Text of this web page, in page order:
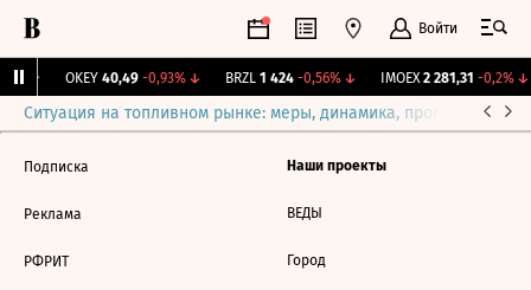
Войти
OKEY 40,49 -0,93%↓ BRZL 1 424 -0,56%↓ IMOEX 2 281,31 -0,2%↓
Ситуация на топливном рынке: меры, динамика, прогнозы
Подписка
Реклама
РФРИТ
Наши проекты
ВЕДЫ
Город